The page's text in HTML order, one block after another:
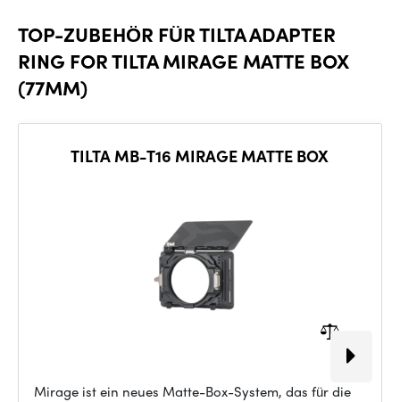
TOP-ZUBEHÖR FÜR TILTA ADAPTER
RING FOR TILTA MIRAGE MATTE BOX
(77MM)
TILTA MB-T16 MIRAGE MATTE BOX
Mirage ist ein neues Matte-Box-System, das für die